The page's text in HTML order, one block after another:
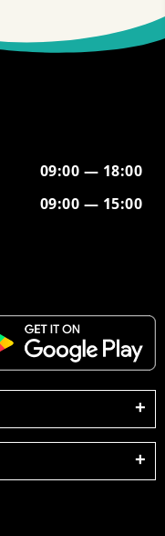
09:00 — 18:00
09:00 — 15:00